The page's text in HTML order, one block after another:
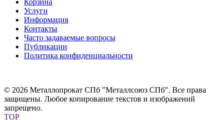
Услуги
Информация
Контакты
Часто задаваемые вопросы
Публикации
Политика конфиденциальности
© 2026 Металлопрокат СПб "Металлсоюз СПб". Все права
защищены. Любое копирование текстов и изображений
запрещено.
TOP